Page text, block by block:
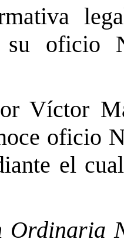
su oficio
Víctor
oficio
el
Ordinaria